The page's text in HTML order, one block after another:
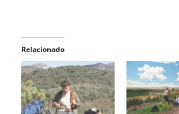
Relacionado